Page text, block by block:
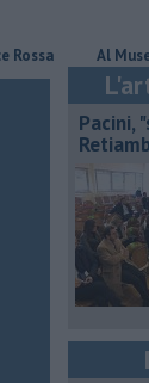
Al Museo
Pacini,